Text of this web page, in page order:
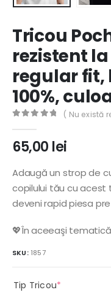
Tricou
rezistent
regular fit,
100%,
( Nu există
65,00 lei
Adaugă un strop de
copilului tău cu acest
deveni rapid piesa
💖În aceeaşi
SKU: 1857
Tip Tricou*